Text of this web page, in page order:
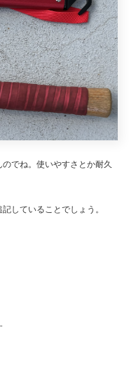
でね。使いやすさとか耐久
していることでしょう。